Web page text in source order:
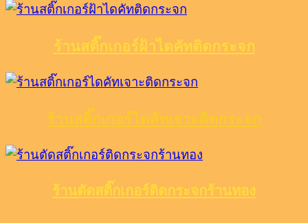
ร้านสติ๊กเกอร์ฝ้าไดคัทติดกระจก
ร้านสติ๊กเกอร์ไดคัทเจาะติดกระจก
ร้านตัดสติ๊กเกอร์ติดกระจกร้านทอง